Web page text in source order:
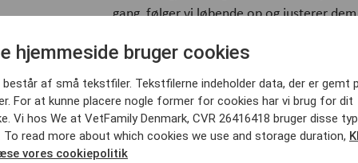
gang, følger vi løbende op og justerer
Samtidig får I klare og forståelige
arbejdet med, og hvilken effekt jeres
Selve opsætningen og optimeringen
ligger ud over, er annoncebudgettet –
for at vise annoncerne. Her betaler I ikke
hjemmeside bruger cookies
består af små tekstfiler. Tekstfilerne indeholder data, der er gemt
For at kunne placere nogle former for cookies har vi brug for dit
Vi hos We at VetFamily Denmark, CVR 26416418 bruger disse
To read more about which cookies we use and storage duration,
vores cookiepolitik